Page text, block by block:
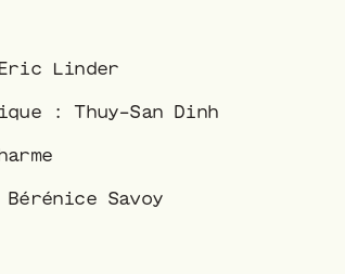
Linder
: Thuy-San Dinh
Savoy